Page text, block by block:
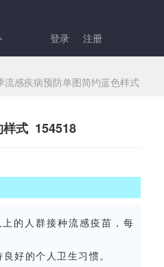
登录 注册
流感疾病预防单图简约蓝色样式
样式 154518
上的人群接种流感疫苗，每
好的个人卫生习惯。